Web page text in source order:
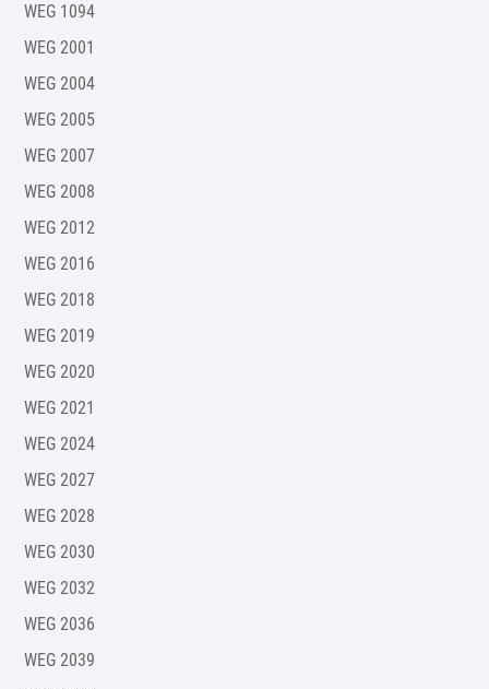
WEG 1094
WEG 2001
WEG 2004
WEG 2005
WEG 2007
WEG 2008
WEG 2012
WEG 2016
WEG 2018
WEG 2019
WEG 2020
WEG 2021
WEG 2024
WEG 2027
WEG 2028
WEG 2030
WEG 2032
WEG 2036
WEG 2039